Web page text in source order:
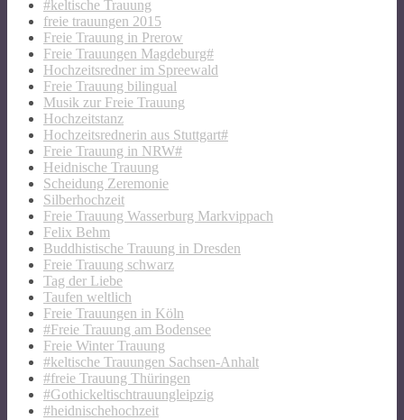
#keltische Trauung
freie trauungen 2015
Freie Trauung in Prerow
Freie Trauungen Magdeburg#
Hochzeitsredner im Spreewald
Freie Trauung bilingual
Musik zur Freie Trauung
Hochzeitstanz
Hochzeitsrednerin aus Stuttgart#
Freie Trauung in NRW#
Heidnische Trauung
Scheidung Zeremonie
Silberhochzeit
Freie Trauung Wasserburg Markvippach
Felix Behm
Buddhistische Trauung in Dresden
Freie Trauung schwarz
Tag der Liebe
Taufen weltlich
Freie Trauungen in Köln
#Freie Trauung am Bodensee
Freie Winter Trauung
#keltische Trauungen Sachsen-Anhalt
#freie Trauung Thüringen
#Gothickeltischtrauungleipzig
#heidnischehochzeit